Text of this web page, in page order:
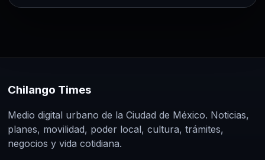
Chilango Times
Medio digital urbano de la Ciudad de México. Noticias,
planes, movilidad, poder local, cultura, trámites,
negocios y vida cotidiana.